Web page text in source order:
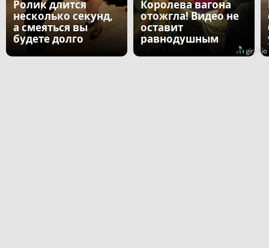
Ролик длится
несколько секунд,
а смеяться вы
будете долго
Королева вагона
отожгла! Видео не
оставит
равнодушным